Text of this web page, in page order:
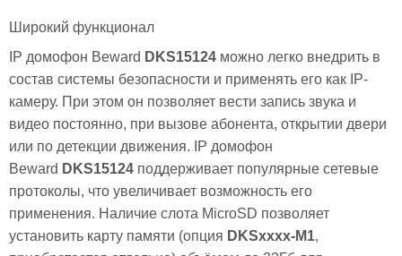
Широкий функционал
IP домофон Beward DKS15124 можно легко внедрить в
состав системы безопасности и применять его как IP-
камеру. При этом он позволяет вести запись звука и
видео постоянно, при вызове абонента, открытии двери
или по детекции движения. IP домофон
Beward DKS15124 поддерживает популярные сетевые
протоколы, что увеличивает возможность его
применения. Наличие слота MicroSD позволяет
установить карту памяти (опция DKSxxxx-M1,